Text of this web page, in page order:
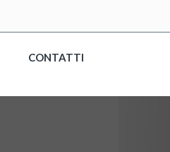
CONTATTI